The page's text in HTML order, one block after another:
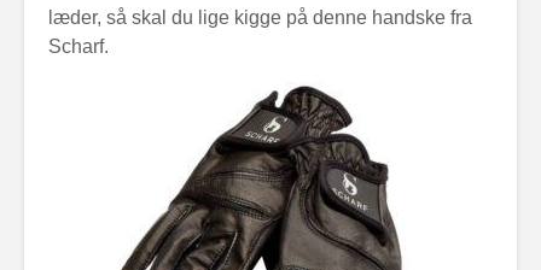
læder, så skal du lige kigge på denne handske fra
Scharf.